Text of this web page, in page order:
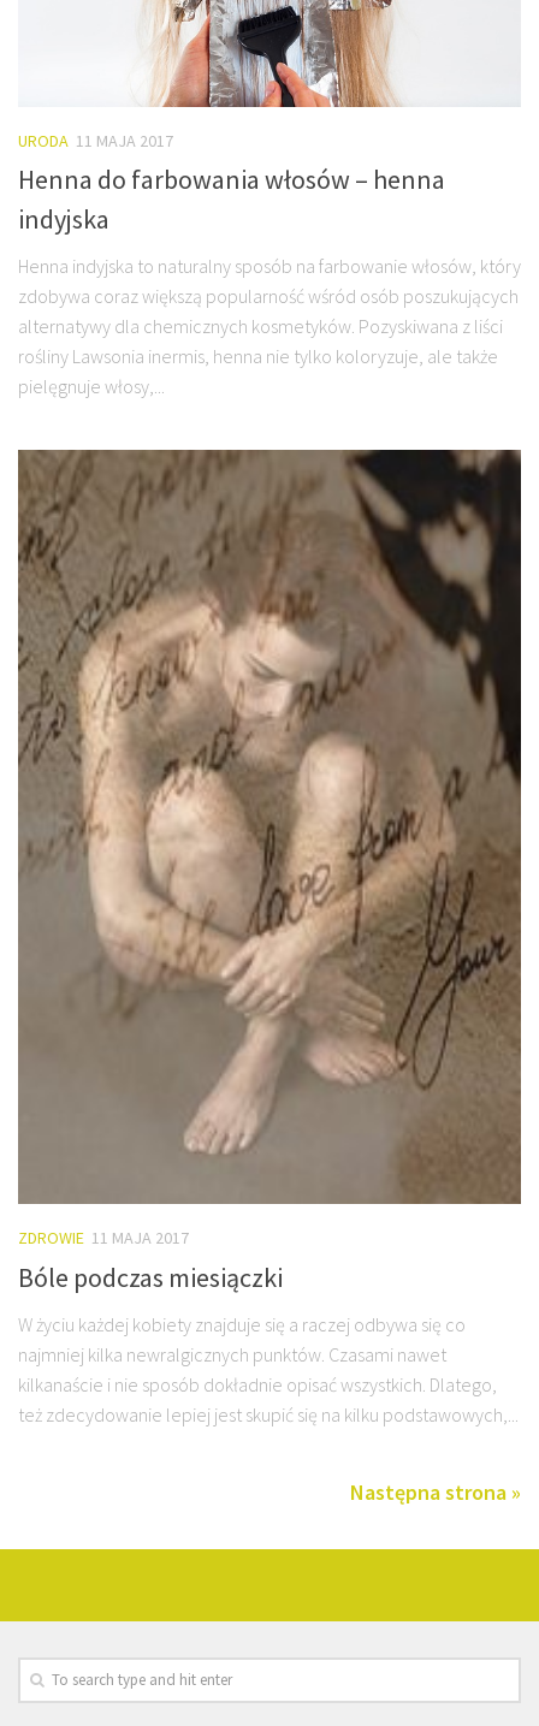
URODA 11 MAJA 2017
Henna do farbowania włosów – henna
indyjska
Henna indyjska to naturalny sposób na farbowanie włosów, który
zdobywa coraz większą popularność wśród osób poszukujących
alternatywy dla chemicznych kosmetyków. Pozyskiwana z liści
rośliny Lawsonia inermis, henna nie tylko koloryzuje, ale także
pielęgnuje włosy,...
ZDROWIE 11 MAJA 2017
Bóle podczas miesiączki
W życiu każdej kobiety znajduje się a raczej odbywa się co
najmniej kilka newralgicznych punktów. Czasami nawet
kilkanaście i nie sposób dokładnie opisać wszystkich. Dlatego,
też zdecydowanie lepiej jest skupić się na kilku podstawowych,...
Następna strona »